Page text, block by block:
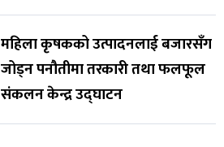
महिला कृषकको उत्पादनलाई बजारसँग
जोड्न पनौतीमा तरकारी तथा फलफूल
संकलन केन्द्र उद्घाटन